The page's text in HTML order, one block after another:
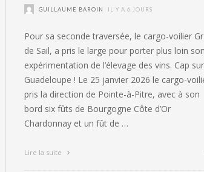
GUILLAUME BAROIN IL Y A 6 JOURS
Pour sa seconde traversée, le cargo-voilier
de Sail, a pris le large pour porter plus loin son
expérimentation de l’élevage des vins. Cap
Guadeloupe ! Le 25 janvier 2026 le cargo-
pris la direction de Pointe-à-Pitre, avec à son
bord six fûts de Bourgogne Côte d’Or
Chardonnay et un fût de …
Lire la suite